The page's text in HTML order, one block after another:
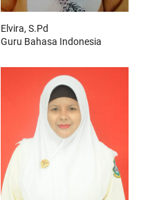
Elvira, S.Pd
Guru Bahasa Indonesia